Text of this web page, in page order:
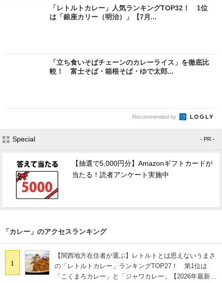
「レトルトカレー」人気ランキングTOP32！ 1位
は「銀座カリー（明治）」【7月...
「立ち食いそばチェーンのカレーライス」を徹底比
較！ 富士そば・箱根そば・ゆで太郎...
Recommended by
Special - PR -
【抽選で5,000円分】Amazonギフトカードが
当たる！読者アンケート実施中
「カレー」のアクセスランキング
1
【関西地方在住者が選ぶ】レトルトとは思えないうまさ
の「レトルトカレー」ランキングTOP27！ 第1位は
「こくまろカレー」と「ジャワカレー」【2026年最新調